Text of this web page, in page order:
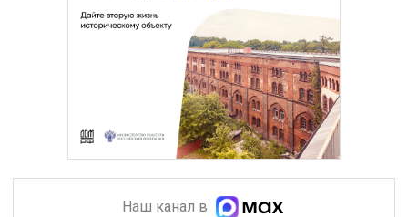
Наш канал в